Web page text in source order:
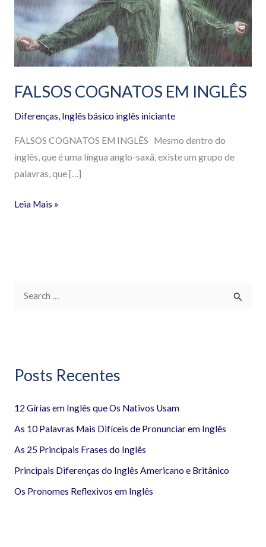
FALSOS COGNATOS EM INGLÊS
Diferenças, Inglês básico inglês iniciante
FALSOS COGNATOS EM INGLÊS Mesmo dentro do
inglês, que é uma língua anglo-saxã, existe um grupo de
palavras, que […]
Leia Mais »
u
s
a
r
Posts Recentes
12 Gírias em Inglês que Os Nativos Usam
As 10 Palavras Mais Difíceis de Pronunciar em Inglês
As 25 Principais Frases do Inglês
Principais Diferenças do Inglês Americano e Britânico
Os Pronomes Reflexivos em Inglês